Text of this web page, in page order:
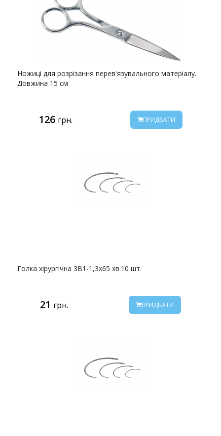
Ножиці для розрізання перев'язувального матеріалу.
Довжина 15 см
126 грн. ПРИДБАТИ
Голка хірургічна 3В1-1,3х65 хв.10 шт.
21 грн. ПРИДБАТИ